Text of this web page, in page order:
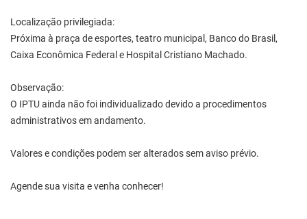
Localização privilegiada:
Próxima à praça de esportes, teatro municipal, Banco do Brasil,
Caixa Econômica Federal e Hospital Cristiano Machado.
Observação:
O IPTU ainda não foi individualizado devido a procedimentos
administrativos em andamento.
Valores e condições podem ser alterados sem aviso prévio.
Agende sua visita e venha conhecer!